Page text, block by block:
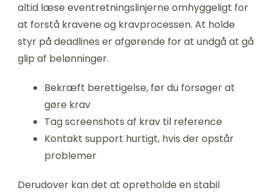
altid læse eventretningslinjerne omhyggeligt for
at forstå kravene og kravprocessen. At holde
styr på deadlines er afgørende for at undgå at gå
glip af belønninger.
Bekræft berettigelse, før du forsøger at
gøre krav
Tag screenshots af krav til reference
Kontakt support hurtigt, hvis der opstår
problemer
Derudover kan det at opretholde en stabil